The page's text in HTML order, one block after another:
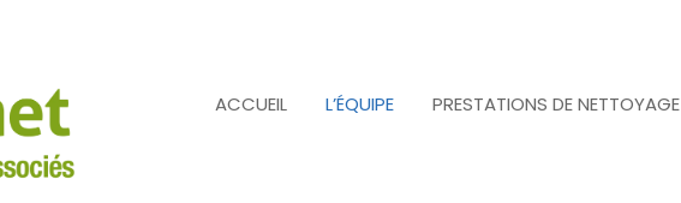
ACCUEIL L’ÉQUIPE PRESTATIONS DE NETTOYAGE